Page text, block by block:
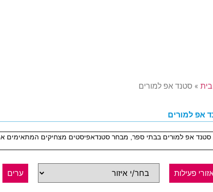
» סטנד אפ למורים
אפ למורים
סטנד אפ למורים בבתי ספר, מבחר סטנדאפיסטים מצחיקים המתאימים את
פעילות ערים